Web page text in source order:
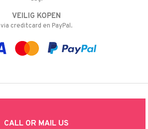
VEILIG KOPEN
via creditcard en PayPal.
CALL OR MAIL US